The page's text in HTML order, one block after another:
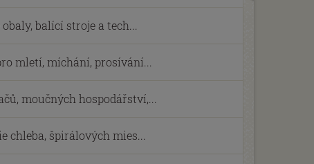
balící stroje a tech...
mletí, míchání, prosívání...
moučných hospodářství,...
chleba, špirálových mies...